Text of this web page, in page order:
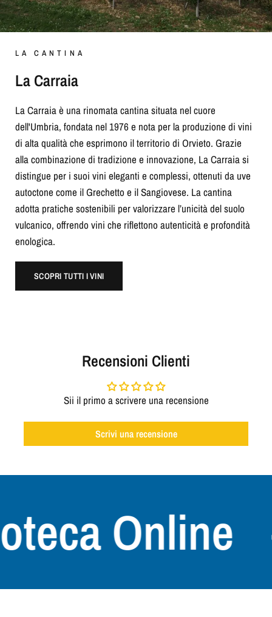
LA CANTINA
La Carraia
La Carraia è una rinomata cantina situata nel cuore
dell'Umbria, fondata nel 1976 e nota per la produzione di vini
di alta qualità che esprimono il territorio di Orvieto. Grazie
alla combinazione di tradizione e innovazione, La Carraia si
distingue per i suoi vini eleganti e complessi, ottenuti da uve
autoctone come il Grechetto e il Sangiovese. La cantina
adotta pratiche sostenibili per valorizzare l’unicità del suolo
vulcanico, offrendo vini che riflettono autenticità e profondità
enologica.
SCOPRI TUTTI I VINI
Recensioni Clienti
Sii il primo a scrivere una recensione
Scrivi una recensione
Online